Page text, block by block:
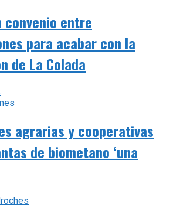
convenio entre
para acabar con la
de La Colada
agrarias y cooperativas
de biometano ‘una